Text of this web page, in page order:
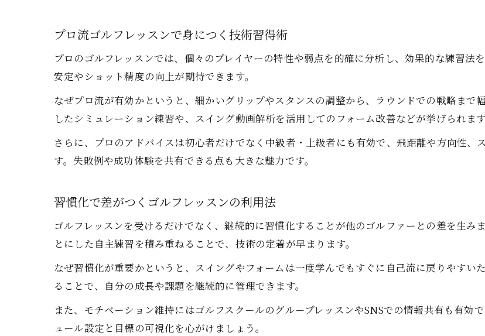
ゴルフレッスン初心者が押さえるべき基
ゴルフレッスン初心者向けの実践ポイン
マンツーマンとグループのゴルフレッス
人気のオンラインゴルフレッスン最新事情
オンラインゴルフレッスンのメリットと
ゴルフレッスン人気講師のオンライン指
YouTubeで話題のゴルフレッスン厳選紹介
プロ流ゴルフレッスンで身につく技術習得術
プロのゴルフレッスンでは、個々のプレイヤーの特性や弱点を的確に分析し、効果的な練習法
安定やショット精度の向上が期待できます。
なぜプロ流が有効かというと、細かいグリップやスタンスの調整から、ラウンドでの戦略まで
したシミュレーション練習や、スイング動画解析を活用してのフォーム改善などが挙げられます
さらに、プロのアドバイスは初心者だけでなく中級者・上級者にも有効で、飛距離や方向性、
す。失敗例や成功体験を共有できる点も大きな魅力です。
習慣化で差がつくゴルフレッスンの利用法
ゴルフレッスンを受けるだけでなく、継続的に習慣化することが他のゴルファーとの差を生み
とにした自主練習を積み重ねることで、技術の定着が早まります。
なぜ習慣化が重要かというと、スイングやフォームは一度学んでもすぐに自己流に戻りやすい
ることで、自分の成長や課題を継続的に管理できます。
また、モチベーション維持にはゴルフスクールのグループレッスンやSNSでの情報共有も有効
ュール設定と目標の可視化を心がけましょう。